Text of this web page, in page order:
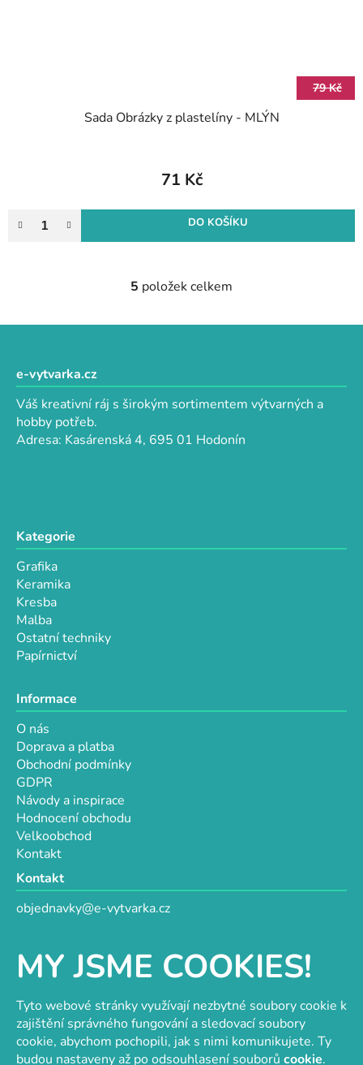
MY JSME COOKIES!
Tyto webové stránky využívají nezbytné soubory cookie k
zajištění správného fungování a sledovací soubory
cookie, abychom pochopili, jak s nimi komunikujete. Ty
budou nastaveny až po odsouhlasení souborů cookie.
79 Kč
Sada Obrázky z plastelíny - MLÝN
71 Kč
DO KOŠÍKU
O
l
a
c
p
ý
5 položek celkem
e-vytvarka.cz
Váš kreativní ráj s širokým sortimentem výtvarných a
hobby potřeb.
Adresa: Kasárenská 4, 695 01 Hodonín
Kategorie
Grafika
Keramika
Kresba
Malba
Ostatní techniky
Papírnictví
Informace
O nás
Doprava a platba
Obchodní podmínky
GDPR
Návody a inspirace
Hodnocení obchodu
Velkoobchod
Kontakt
Kontakt
objednavky@e-vytvarka.cz
Facebook
Velkoobchod s korálky a komponentyTvořit je radost